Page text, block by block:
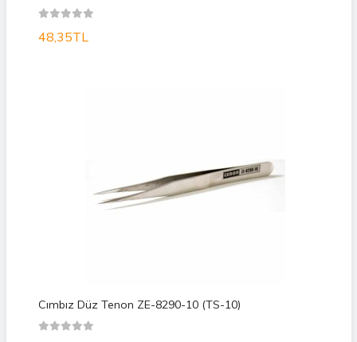
48,35TL
Cımbız Düz Tenon ZE-8290-10 (TS-10)